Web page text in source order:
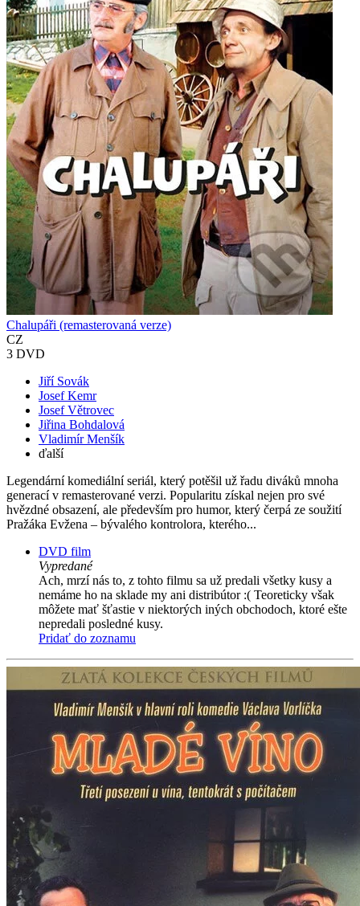
Chalupáři (remasterovaná verze)
CZ
3 DVD
Jiří Sovák
Josef Kemr
Josef Větrovec
Jiřina Bohdalová
Vladimír Menšík
ďalší
Legendární komediální seriál, který potěšil už řadu diváků mnoha
generací v remasterované verzi. Popularitu získal nejen pro své
hvězdné obsazení, ale především pro humor, který čerpá ze soužití
Pražáka Evžena – bývalého kontrolora, kterého...
DVD film
Vypredané
Ach, mrzí nás to, z tohto filmu sa už predali všetky kusy a
nemáme ho na sklade my ani distribútor :( Teoreticky však
môžete mať šťastie v niektorých iných obchodoch, ktoré ešte
nepredali posledné kusy.
Pridať do zoznamu